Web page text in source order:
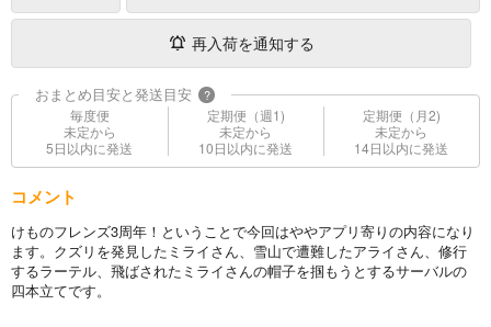
再入荷を通知する
おまとめ目安と発送目安 ?
毎度便
未定から
5日以内に発送
定期便（週1)
未定から
10日以内に発送
定期便（月2)
未定から
14日以内に発送
コメント
けものフレンズ3周年！ということで今回はややアプリ寄りの内容になり
ます。クズリを発見したミライさん、雪山で遭難したアライさん、修行
するラーテル、飛ばされたミライさんの帽子を掴もうとするサーバルの
四本立てです。